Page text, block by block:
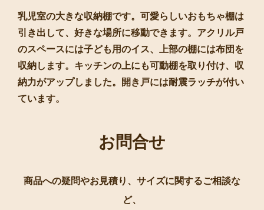
乳児室の大きな収納棚です。可愛らしいおもちゃ棚は
引き出して、好きな場所に移動できます。アクリル戸
のスペースには子ども用のイス、上部の棚には布団を
収納します。キッチンの上にも可動棚を取り付け、収
納力がアップしました。開き戸には耐震ラッチが付い
ています。
お問合せ
商品への疑問やお見積り、サイズに関するご相談な
ど、